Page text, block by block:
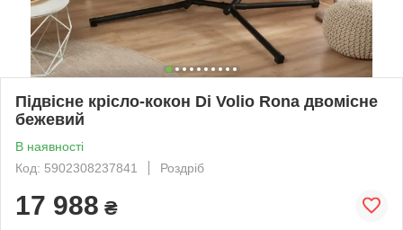
Підвісне крісло-кокон Di Volio Rona двомісне
бежевий
В наявності
Код: 5902308237841
Роздріб
17 988 ₴